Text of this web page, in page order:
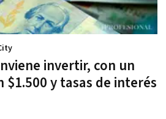
invertir, con un
y tasas de interés